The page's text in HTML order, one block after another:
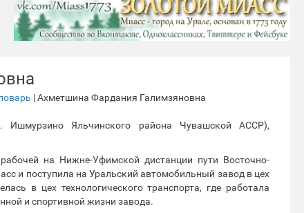
| Ахметшина Фардания Галимзяновна
Ишмурзино Яльчинского района Чувашской АССР),
на Нижне-Уфимской дистанции пути Восточно-
и поступила на Уральский автомобильный завод в цех
в цех технологического транспорта, где работала
и спортивной жизни завода.